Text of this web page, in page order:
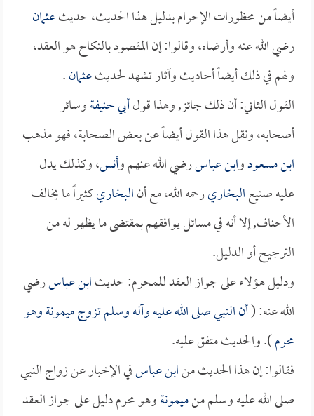
أيضاً من محظورات الإحرام بدليل هذا الحديث، حديثعثمان
رضي الله عنه وأرضاه، وقالوا: إن المقصود بالنكاح هو العقد،
ولهم في ذلك أيضاً أحاديث وآثار تشهد لحديثعثمان.
القول الثاني: أن ذلك جائز, وهذا قولأبي حنيفةوسائر
أصحابه، ونقل هذا القول أيضاً عن بعض الصحابة، فهو مذهب
ابن مسعودوابن عباسرضي الله عنهم وأنس، وكذلك يدل
عليه صنيعالبخاريرحمه الله، مع أنالبخاريكثيراً ما يخالف
الأحناف, إلا أنه في مسائل يوافقهم بمقتضى ما يظهر له من
الترجيح أو الدليل.
ودليل هؤلاء على جواز العقد للمحرم: حديثابن عباسرضي
الله عنه: (أن النبي صلى الله عليه وآله وسلم تزوجميمونةوهو
محرم). والحديث متفق عليه.
فقالوا: إن هذا الحديث منابن عباسفي الإخبار عن زواج النبي
صلى الله عليه وسلم منميمونةوهو محرم دليل على جواز العقد